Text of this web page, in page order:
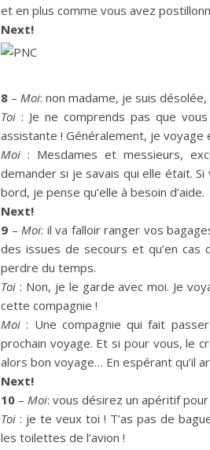
et en plus comme vous avez
Next!
8 – Moi: non madame, je suis
Toi : Je ne comprends pas que
assistante ! Généralement, je voyage
Moi : Mesdames et messieurs,
demander si je savais qui elle était.
bord, je pense qu’elle à besoin d’aide.
Next!
9 – Moi: il va falloir ranger vos
des issues de secours et qu’en cas
perdre du temps.
Toi : Non, je le garde avec moi. Je
cette compagnie !
Moi : Une compagnie qui fait
prochain voyage. Et si pour vous, le
alors bon voyage… En espérant qu’il
Next!
10 – Moi: vous désirez un apéritif
Toi : je te veux toi ! T’as pas de
les toilettes de l’avion !